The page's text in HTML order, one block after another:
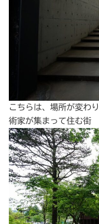
こちらは、場所が変わ
術家が集まって住む街